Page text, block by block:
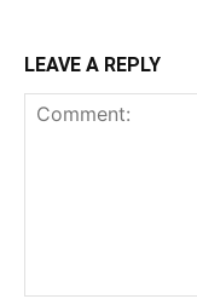
LEAVE A REPLY